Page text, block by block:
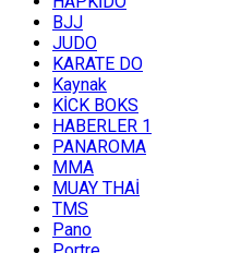
BJJ
JUDO
KARATE DO
Kaynak
KİCK BOKS
HABERLER 1
PANAROMA
MMA
MUAY THAİ
TMS
Pano